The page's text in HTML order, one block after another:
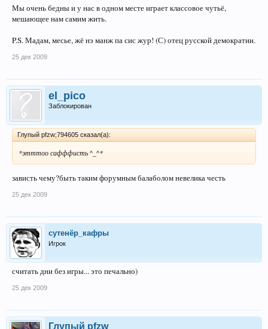
Мы очень бедны и у нас в одном месте играет классовое чутьё,
мешающее нам самим жить.
P.S. Мадам, месье, жё нэ манж па сис жур! (С) отец русской демократии.
25 дек 2009
el_pico
Заблокирован
Глупый pfzw;794605 сказал(а):
*этттоо сафффисть ^_^*
зависть чему?быть таким форумным балаболом невелика честь
25 дек 2009
сутенёр_кафры
Игрок
считать дни без игры... это печально)
25 дек 2009
Глупый pfzw